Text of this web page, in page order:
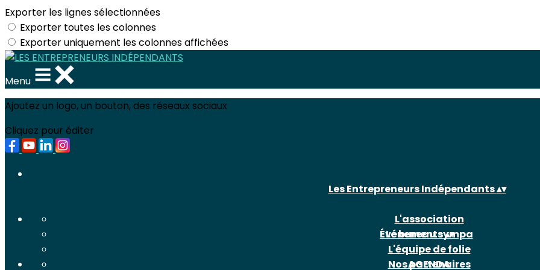
Exporter les lignes sélectionnées
Exporter toutes les colonnes
Exporter uniquement les colonnes affichées
Menu
Ajoutez un logo, un bouton, des réseaux sociaux
Cliquez pour éditer
Les Entrepreneurs Indépendants▴▾
L'association
Le bureau sympa
L'équipe de folie
Nos partenaires
Événements▴▾
AGENDA